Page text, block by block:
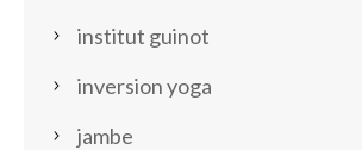
institut guinot
inversion yoga
jambe